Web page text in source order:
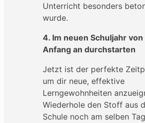
Unterricht besonders
wurde.
4. Im neuen Schuljahr von
Anfang an durchstarten
Jetzt ist der perfekte
um dir neue, effektive
Lerngewohnheiten
Wiederhole den Stoff aus
Schule noch am selben